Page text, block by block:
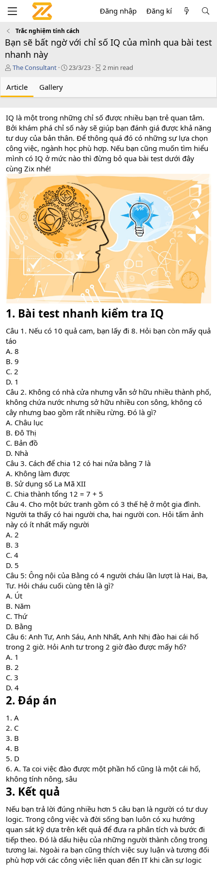
Đăng nhập Đăng kí
Trắc nghiệm tính cách
Bạn sẽ bất ngờ với chỉ số IQ của mình qua bài test
nhanh này
T
c
The Consultant
P
h
d
a
t
e
23/3/23
A
e
r
e
a
d
t
i
e
2 min read
Article Gallery
IQ là một trong những chỉ số được nhiều bạn trẻ quan tâm.
Bởi khám phá chỉ số này sẽ giúp bạn đánh giá được khả năng
tư duy của bản thân. Để thông quá đó có những sự lựa chọn
công việc, ngành học phù hợp. Nếu bạn cũng muốn tìm hiểu
mình có IQ ở mức nào thì đừng bỏ qua bài test dưới đây
cùng Zix nhé!
1. Bài test nhanh kiểm tra IQ
Câu 1. Nếu có 10 quả cam, bạn lấy đi 8. Hỏi bạn còn mấy quả
táo
A. 8
B. 9
C. 2
D. 1
Câu 2. Không có nhà cửa nhưng vẫn sở hữu nhiều thành phố,
không chứa nước nhưng sở hữu nhiều con sông, không có
cây nhưng bao gồm rất nhiều rừng. Đó là gì?
A. Châu lục
B. Đô Thị
C. Bản đồ
D. Nhà
Câu 3. Cách để chia 12 có hai nửa bằng 7 là
A. Không làm được
B. Sử dụng số La Mã XII
C. Chia thành tổng 12 = 7 + 5
Câu 4. Cho một bức tranh gồm có 3 thế hệ ở một gia đình.
Người ta thấy có hai người cha, hai người con. Hỏi tấm ảnh
này có ít nhất mấy người
A. 2
B. 3
C. 4
D. 5
Câu 5: Ông nội của Bằng có 4 người cháu lần lượt là Hai, Ba,
Tư. Hỏi cháu cuối cùng tên là gì?
A. Út
B. Năm
C. Thứ
D. Bằng
Câu 6: Anh Tư, Anh Sáu, Anh Nhất, Anh Nhị đào hai cái hố
trong 2 giờ. Hỏi Anh tư trong 2 giờ đào được mấy hố?
A. 1
B. 2
C. 3
D. 4
2. Đáp án
1. A
2. C
3. B
4. B
5. D
6. A. Ta coi việc đào được một phần hố cũng là một cái hố,
không tính nông, sâu
3. Kết quả
Nếu bạn trả lời đúng nhiều hơn 5 câu bạn là người có tư duy
logic. Trong công việc và đời sống bạn luôn có xu hướng
quan sát kỹ dựa trên kết quả để đưa ra phân tích và bước đi
tiếp theo. Đó là dấu hiệu của những người thành công trong
tương lai. Ngoài ra bạn cũng thích việc suy luận và tương đối
phù hợp với các công việc liên quan đến IT khi cần sự logic